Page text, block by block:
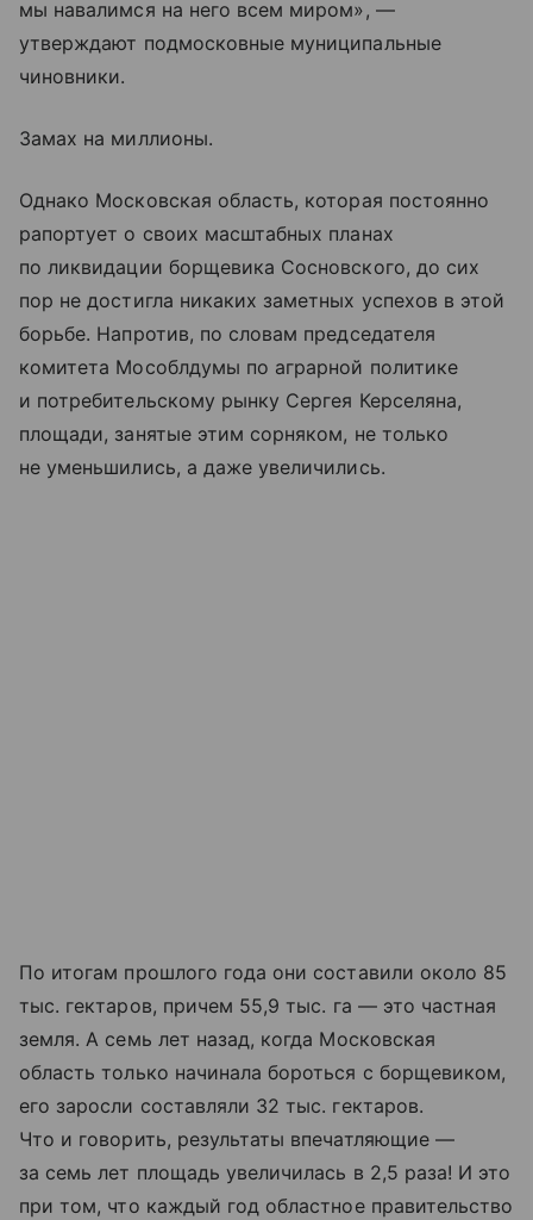
мы навалимся на него всем миром», —
утверждают подмосковные муниципальные
чиновники.
Замах на миллионы.
Однако Московская область, которая постоянно
рапортует о своих масштабных планах
по ликвидации борщевика Сосновского, до сих
пор не достигла никаких заметных успехов в этой
борьбе. Напротив, по словам председателя
комитета Мособлдумы по аграрной политике
и потребительскому рынку Сергея Керселяна,
площади, занятые этим сорняком, не только
не уменьшились, а даже увеличились.
По итогам прошлого года они составили около 85
тыс. гектаров, причем 55,9 тыс. га — это частная
земля. А семь лет назад, когда Московская
область только начинала бороться с борщевиком,
его заросли составляли 32 тыс. гектаров.
Что и говорить, результаты впечатляющие —
за семь лет площадь увеличилась в 2,5 раза! И это
при том, что каждый год областное правительство